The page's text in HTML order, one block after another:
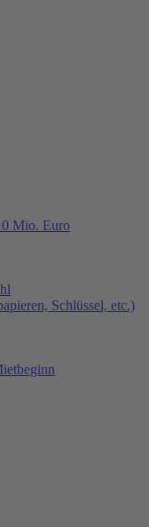
Mio. Euro
Schlüssel, etc.)